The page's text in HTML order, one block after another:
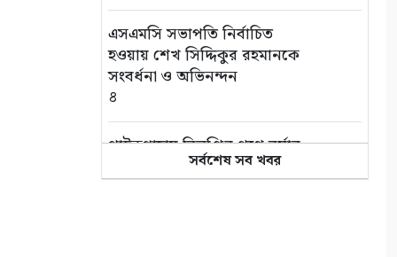
এসএমসি সভাপতি নির্বাচিত
হওয়ায় শেখ সিদ্দিকুর রহমানকে
সংবর্ধনা ও অভিনন্দন
৪
পাইকগাছায় বিলুপ্তির পথে বর্ষার
৫
সর্বশেষ সব খবর